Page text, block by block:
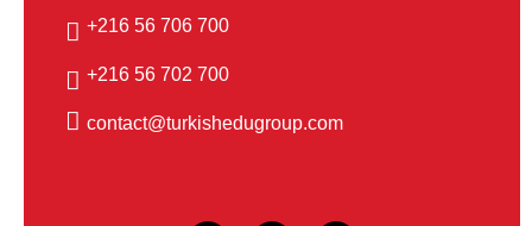
700 706 56 216+
700 702 56 216+
contact@turkishedugroup.com